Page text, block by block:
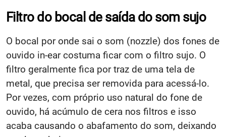
Filtro do bocal de saída do som sujo
O bocal por onde sai o som (nozzle) dos fones de
ouvido in-ear costuma ficar com o filtro sujo. O
filtro geralmente fica por traz de uma tela de
metal, que precisa ser removida para acessá-lo.
Por vezes, com próprio uso natural do fone de
ouvido, há acúmulo de cera nos filtros e isso
acaba causando o abafamento do som, deixando